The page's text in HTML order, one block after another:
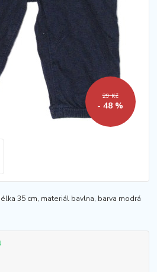
29 Kč
- 48 %
35 cm, materiál bavlna, barva modrá